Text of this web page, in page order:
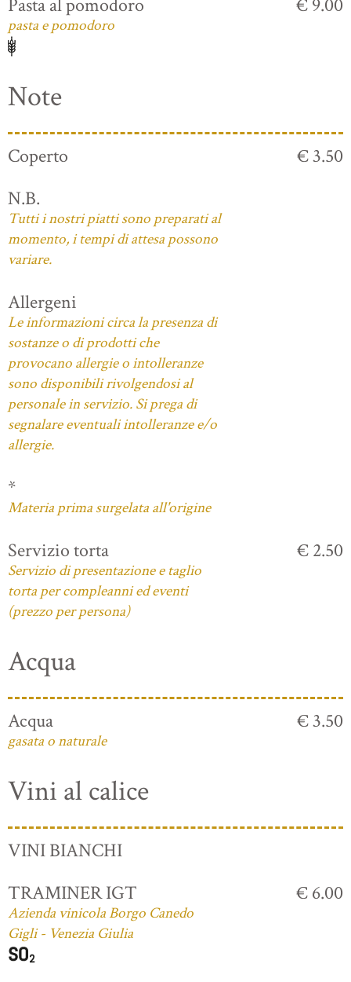
Pasta al pomodoro
pasta e pomodoro
€ 9.00
Note
Coperto
€ 3.50
N.B.
Tutti i nostri piatti sono preparati al
momento, i tempi di attesa possono
variare.
Allergeni
Le informazioni circa la presenza di
sostanze o di prodotti che
provocano allergie o intolleranze
sono disponibili rivolgendosi al
personale in servizio. Si prega di
segnalare eventuali intolleranze e/o
allergie.
*
Materia prima surgelata all'origine
Servizio torta
Servizio di presentazione e taglio
torta per compleanni ed eventi
(prezzo per persona)
€ 2.50
Acqua
Acqua
gasata o naturale
€ 3.50
Vini al calice
VINI BIANCHI
TRAMINER IGT
Azienda vinicola Borgo Canedo
Gigli - Venezia Giulia
€ 6.00